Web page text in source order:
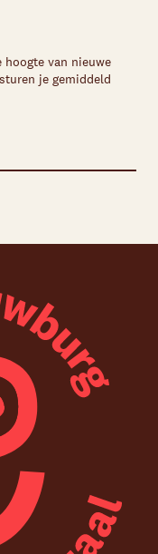
van nieuwe
je gemiddeld